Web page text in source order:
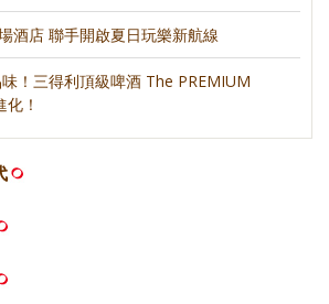
酒店 聯手開啟夏日玩樂新航線
！三得利頂級啤酒 The PREMIUM
！